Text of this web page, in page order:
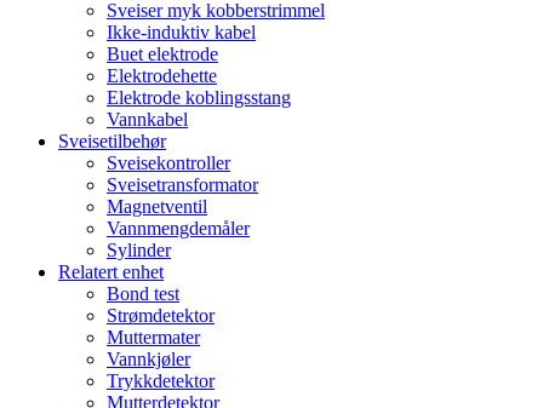
Sveiser myk kobberstrimmel
Ikke-induktiv kabel
Buet elektrode
Elektrodehette
Elektrode koblingsstang
Vannkabel
Sveisetilbehør
Sveisekontroller
Sveisetransformator
Magnetventil
Vannmengdemåler
Sylinder
Relatert enhet
Bond test
Strømdetektor
Muttermater
Vannkjøler
Trykkdetektor
Mutterdetektor